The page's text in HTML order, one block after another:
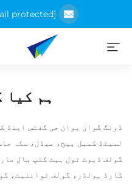
[email protected]
ہم کیا
ڈونگ گوان یوان جی گفٹس اینڈ
لمیٹڈ کمبل بیج، میڈل، سکہ
گولف ڈیوٹ ٹول ہیٹ کلپ بال
کارڈ ہولڈر، گولف ٹوائلیٹ،